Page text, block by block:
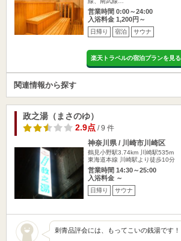
営業時間 0:00～24:00
入浴料金 1,200円～
日帰り 宿泊 サウナ
楽天トラベルの宿泊プランを見る
関連情報から探す
政之湯（まさのゆ）
2.9点/ 9 件
神奈川県 / 川崎市川崎区
鶴見小野駅3.74km
川崎駅535m
東海道本線 川崎駅より徒歩10分
営業時間 14:30～25:00
入浴料金 ～
日帰り サウナ
刺青品評会には、もってこいの銭湯です！